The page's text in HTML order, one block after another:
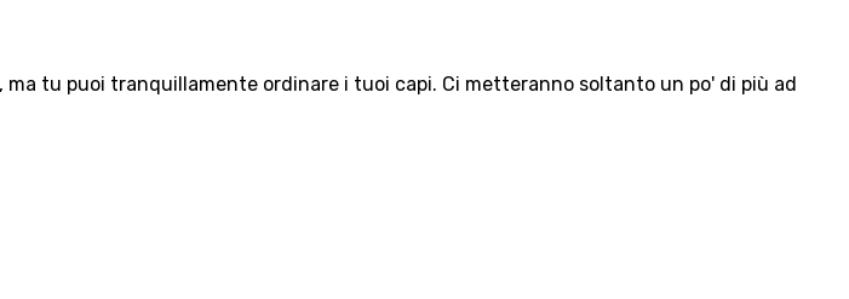
tu puoi tranquillamente ordinare i tuoi capi. Ci metteranno soltanto un po' di più ad